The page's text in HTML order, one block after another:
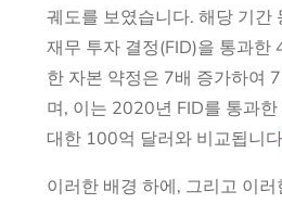
궤도를 보였습니다. 해당 기간
재무 투자 결정(FID)을 통과한
한 자본 약정은 7배 증가하여
며, 이는 2020년 FID를 통과
대한 100억 달러와 비교됩니
이러한 배경 하에, 그리고 이